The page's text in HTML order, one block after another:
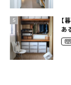
5
【
あ
し